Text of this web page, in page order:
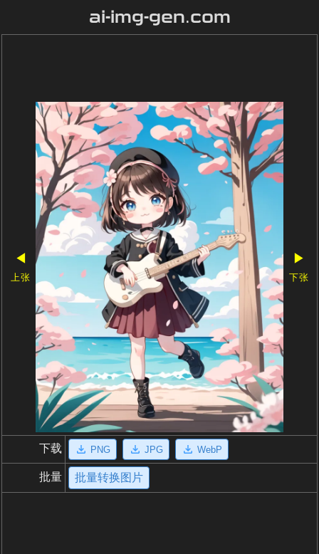
ai-img-gen.com
◀
上张
▶
下张
下载 PNG JPG WebP
批量 批量转换图片